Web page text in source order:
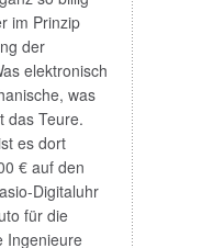
im Prinzip
der
elektronisch
was
das Teure.
es dort
€ auf den
Digitaluhr
für die
Ingenieure